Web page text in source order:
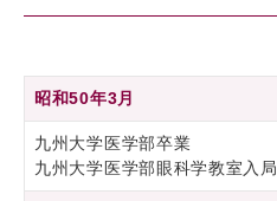
昭和50年3月
九州大学医学部卒業
九州大学医学部眼科学教室入局